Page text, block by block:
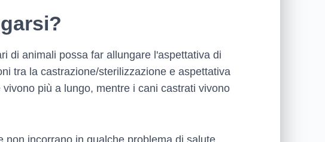
di animali possa far allungare l'aspettativa di
tra la castrazione/sterilizzazione e aspettativa
più a lungo, mentre i cani castrati vivono